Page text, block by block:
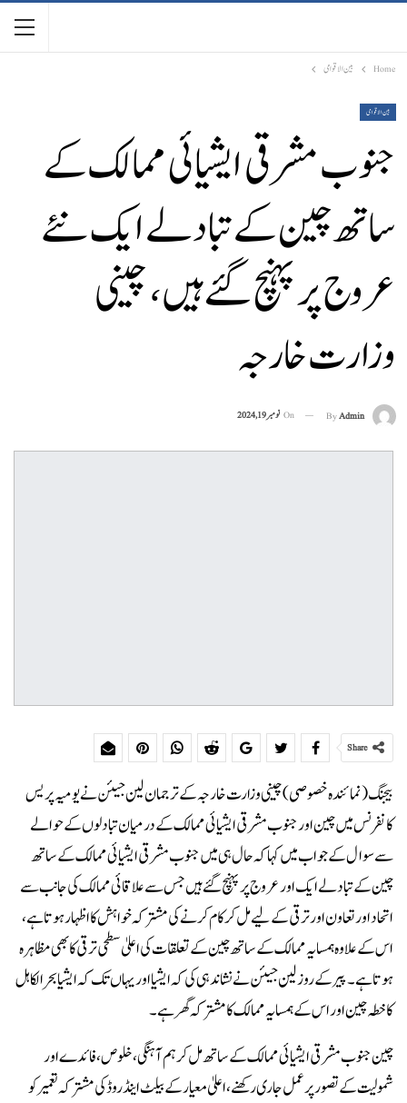
Home بین الاقوامی
بین الاقوامی
جنوب مشرقی ایشیائی ممالک کے
ساتھ چین کے تبادلے ایک نئے
عروج پر پہنچ گئے ہیں ، چینی
وزارت خارجہ
ByAdmin
On نومبر 19, 2024
Share
بیجنگ (نمائندہ خصوصی) چینی وزارت خارجہ کے ترجمان لین جیئن نے یومیہ پریس
کانفرنس میں چین اور جنوب مشرقی ایشیائی ممالک کے درمیان تبادلوں کے حوالے
سے سوال کے جواب میں کہا کہ حال ہی میں جنوب مشرقی ایشیائی ممالک کے ساتھ
چین کے تبادلے ایک اور عروج پر پہنچ گئے ہیں جس سے علاقائی ممالک کی جانب سے
اتحاد اور تعاون اور ترقی کے لیے مل کر کام کرنے کی مشترکہ خواہش کا اظہار ہوتا ہے،
اس کے علاوہ ہمسایہ ممالک کے ساتھ چین کے تعلقات کی اعلیٰ سطحی ترقی کا بھی مظاہرہ
ہوتا ہے۔پیر کے روز لین جیئن نے نشاندہی کی کہ ایشیا اور یہاں تک کہ ایشیا بحرالکاہل
کا خطہ چین اور اس کے ہمسایہ ممالک کا مشترکہ گھر ہے۔
چین جنوب مشرقی ایشیائی ممالک کے ساتھ مل کر ہم آہنگی، خلوص، فائدے اور
شمولیت کے تصور پر عمل جاری رکھنے، اعلیٰ معیار کے بیلٹ اینڈ روڈ کی مشترکہ تعمیر کو